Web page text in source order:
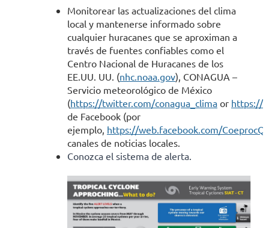
Monitorear las actualizaciones del clima
local y mantenerse informado sobre
cualquier huracanes que se aproximan a
través de fuentes confiables como el
Centro Nacional de Huracanes de los
EE.UU. UU. (nhc.noaa.gov), CONAGUA –
Servicio meteorológico de México
(https://twitter.com/conagua_clima or https://
de Facebook (por
ejemplo, https://web.facebook.com/
canales de noticias locales.
Conozca el sistema de alerta.